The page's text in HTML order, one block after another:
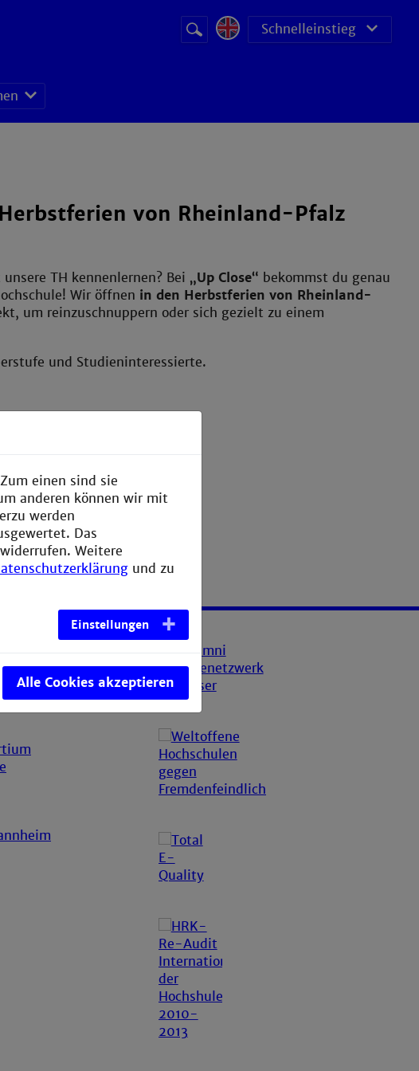
Suchbegriff
Suche
starten
Schnelleinstieg
von Rheinland-Pfalz
TH kennenlernen? Bei „Up Close“ bekommst du genau
Wir öffnen in den Herbstferien von Rheinland-
um reinzuschnuppern oder sich gezielt zu einem
und Studieninteressierte.
einen sind sie
anderen können wir mit
werden
Das
Weitere
und zu
Einstellungen
Alle Cookies akzeptieren